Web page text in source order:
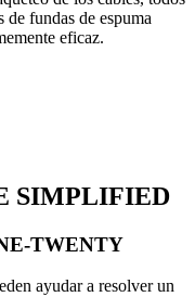
de fundas de espuma
eficaz.
SIMPLIFIED
TWENTY
ayudar a resolver un